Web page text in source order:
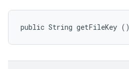
public String getFileKey ()